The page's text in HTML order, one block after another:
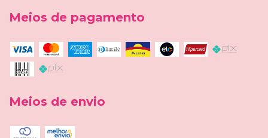
Meios de pagamento
Meios de envio